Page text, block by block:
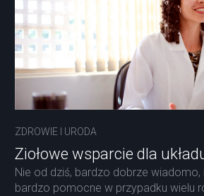
ZDROWIE I URODA
Ziołowe wsparcie dla
Nie od dziś, bardzo dobrze wiadomo,
bardzo pomocne w przypadku wielu